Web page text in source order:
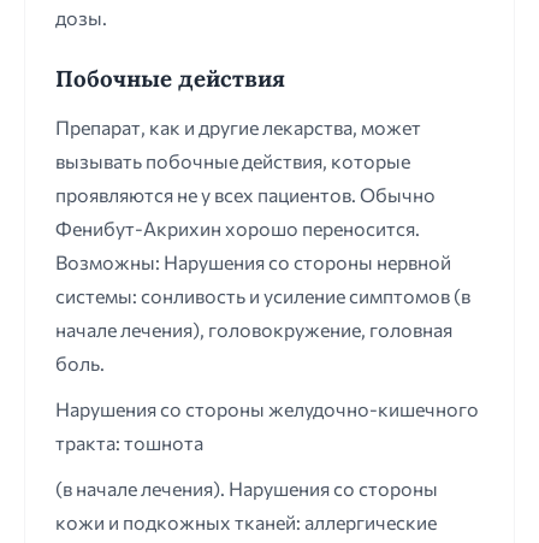
дозы.
Побочные действия
Препарат, как и другие лекарства, может
вызывать побочные действия, которые
проявляются не у всех пациентов. Обычно
Фенибут-Акрихин хорошо переносится.
Возможны: Нарушения со стороны нервной
системы: сонливость и усиление симптомов (в
начале лечения), головокружение, головная
боль.
Нарушения со стороны желудочно-кишечного
тракта: тошнота
(в начале лечения). Нарушения со стороны
кожи и подкожных тканей: аллергические